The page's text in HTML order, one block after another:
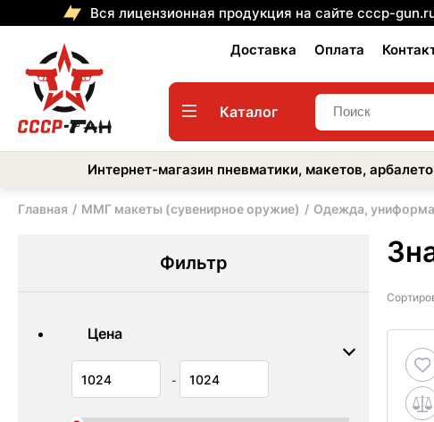
Вся лицензионная продукция на сайте cccp-
Доставка Оплата
Каталог
Интернет-магазин пневматики, макетов,
Главная ММГ макеты (сувенирное оружие) Одежда, униформа
Фильтр
Цена
-